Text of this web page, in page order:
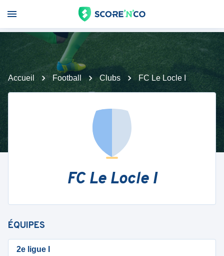
Accueil Football Clubs FC Le Locle I
FC Le Locle I
ÉQUIPES
2e ligue I